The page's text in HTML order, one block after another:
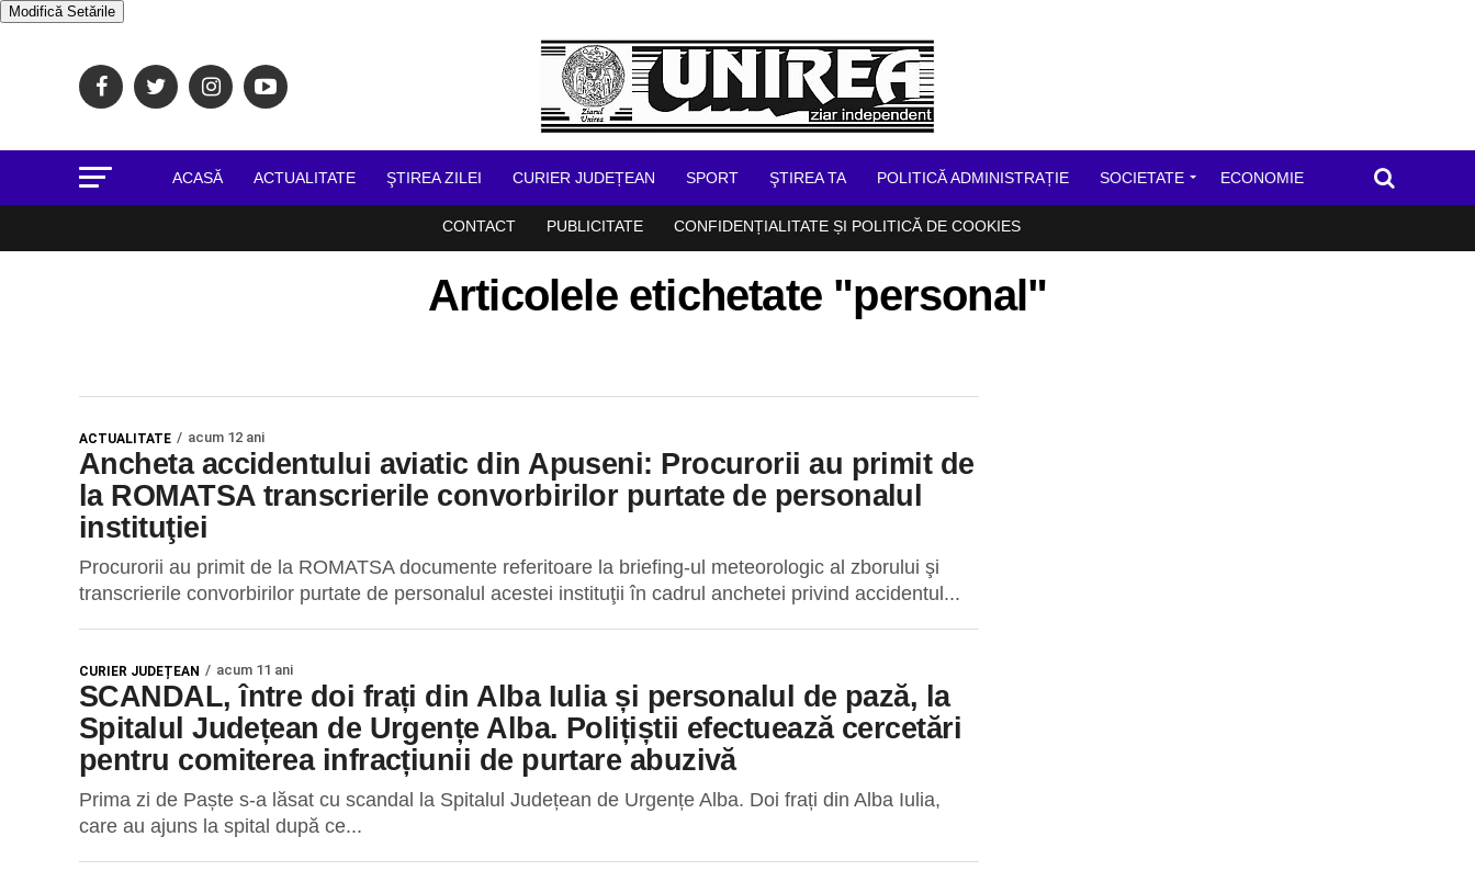
Modifică Setările
ACASĂ ACTUALITATE ŞTIREA ZILEI CURIER JUDEȚEAN SPORT ŞTIREA TA POLITICĂ ADMINISTRAȚIE SOCIETATE ECONOMIE
CONTACT PUBLICITATE CONFIDENȚIALITATE ȘI POLITICĂ DE COOKIES
Articolele etichetate "personal"
ACTUALITATE acum 12 ani
Ancheta accidentului aviatic din Apuseni: Procurorii au primit de
la ROMATSA transcrierile convorbirilor purtate de personalul
instituţiei
Procurorii au primit de la ROMATSA documente referitoare la briefing-ul meteorologic al zborului şi
transcrierile convorbirilor purtate de personalul acestei instituţii în cadrul anchetei privind accidentul...
CURIER JUDEȚEAN acum 11 ani
SCANDAL, între doi frați din Alba Iulia și personalul de pază, la
Spitalul Județean de Urgențe Alba. Polițiștii efectuează cercetări
pentru comiterea infracțiunii de purtare abuzivă
Prima zi de Paște s-a lăsat cu scandal la Spitalul Județean de Urgențe Alba. Doi frați din Alba Iulia,
care au ajuns la spital după ce...